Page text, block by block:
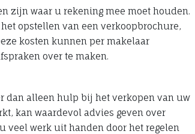
zijn waar u rekening mee moet houden.
opstellen van een verkoopbrochure,
kosten kunnen per makelaar
over te maken.
dan alleen hulp bij het verkopen van uw
kan waardevol advies geven over
veel werk uit handen door het regelen